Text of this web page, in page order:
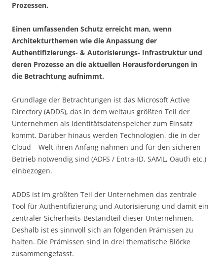
Prozessen.
Einen umfassenden Schutz erreicht man, wenn
Architekturthemen wie die Anpassung der
Authentifizierungs- & Autorisierungs- Infrastruktur und
deren Prozesse an die aktuellen Herausforderungen in
die Betrachtung aufnimmt.
Grundlage der Betrachtungen ist das Microsoft Active
Directory (ADDS), das in dem weitaus größten Teil der
Unternehmen als Identitätsdatenspeicher zum Einsatz
kommt. Darüber hinaus werden Technologien, die in der
Cloud – Welt ihren Anfang nahmen und für den sicheren
Betrieb notwendig sind (ADFS / Entra-ID, SAML, Oauth etc.)
einbezogen.
ADDS ist im größten Teil der Unternehmen das zentrale
Tool für Authentifizierung und Autorisierung und damit ein
zentraler Sicherheits-Bestandteil dieser Unternehmen.
Deshalb ist es sinnvoll sich an folgenden Prämissen zu
halten. Die Prämissen sind in drei thematische Blöcke
zusammengefasst.